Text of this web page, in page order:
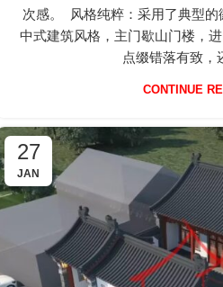
次感。 风格纯粹：采用了典型
中式建筑风格，主门歇山门楼，
点缀错落有致，
CONTINUE
27
JAN